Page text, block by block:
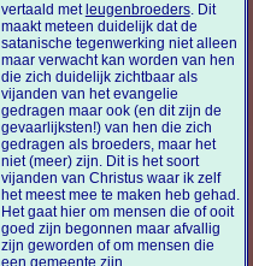
vertaald met leugenbroeders. Dit
maakt meteen duidelijk dat de
satanische tegenwerking niet alleen
maar verwacht kan worden van hen
die zich duidelijk zichtbaar als
vijanden van het evangelie
gedragen maar ook (en dit zijn de
gevaarlijksten!) van hen die zich
gedragen als broeders, maar het
niet (meer) zijn. Dit is het soort
vijanden van Christus waar ik zelf
het meest mee te maken heb gehad.
Het gaat hier om mensen die of ooit
goed zijn begonnen maar afvallig
zijn geworden of om mensen die
een gemeente zijn